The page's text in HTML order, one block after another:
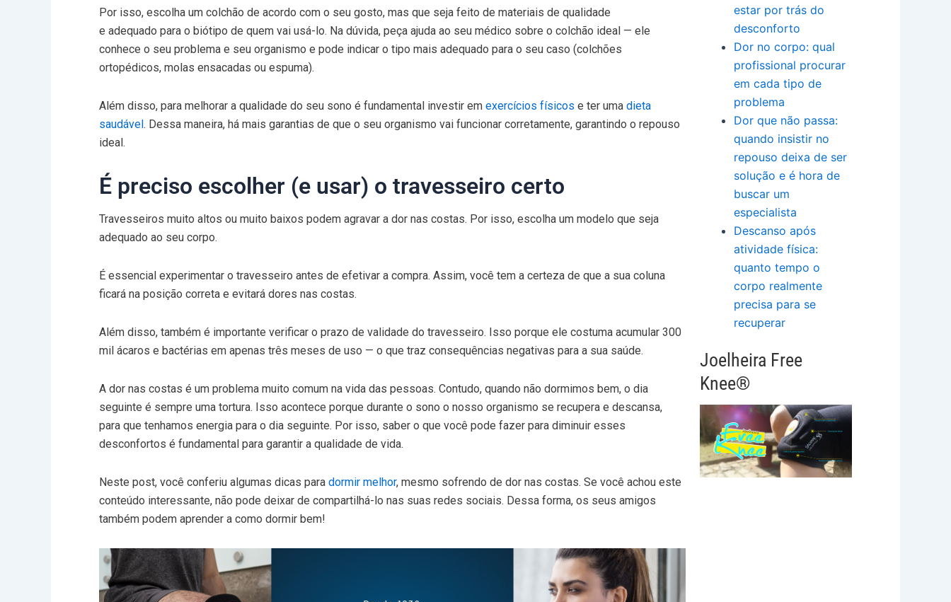
Por isso, escolha um colchão de acordo com o seu gosto, mas que seja feito de materiais de qualidade
e adequado para o biótipo de quem vai usá-lo. Na dúvida, peça ajuda ao seu médico sobre o colchão ideal — ele
conhece o seu problema e seu organismo e pode indicar o tipo mais adequado para o seu caso (colchões
ortopédicos, molas ensacadas ou espuma).
Além disso, para melhorar a qualidade do seu sono é fundamental investir em exercícios físicos e ter uma dieta
saudável. Dessa maneira, há mais garantias de que o seu organismo vai funcionar corretamente, garantindo o repouso
ideal.
É preciso escolher (e usar) o travesseiro certo
Travesseiros muito altos ou muito baixos podem agravar a dor nas costas. Por isso, escolha um modelo que seja
adequado ao seu corpo.
É essencial experimentar o travesseiro antes de efetivar a compra. Assim, você tem a certeza de que a sua coluna
ficará na posição correta e evitará dores nas costas.
Além disso, também é importante verificar o prazo de validade do travesseiro. Isso porque ele costuma acumular 300
mil ácaros e bactérias em apenas três meses de uso — o que traz consequências negativas para a sua saúde.
A dor nas costas é um problema muito comum na vida das pessoas. Contudo, quando não dormimos bem, o dia
seguinte é sempre uma tortura. Isso acontece porque durante o sono o nosso organismo se recupera e descansa,
para que tenhamos energia para o dia seguinte. Por isso, saber o que você pode fazer para diminuir esses
desconfortos é fundamental para garantir a qualidade de vida.
Neste post, você conferiu algumas dicas para dormir melhor, mesmo sofrendo de dor nas costas. Se você achou este
conteúdo interessante, não pode deixar de compartilhá-lo nas suas redes sociais. Dessa forma, os seus amigos
também podem aprender a como dormir bem!
estar por trás do
desconforto
Dor no corpo: qual
profissional procurar
em cada tipo de
problema
Dor que não passa:
quando insistir no
repouso deixa de ser
solução e é hora de
buscar um
especialista
Descanso após
atividade física:
quanto tempo o
corpo realmente
precisa para se
recuperar
Joelheira Free
Knee®